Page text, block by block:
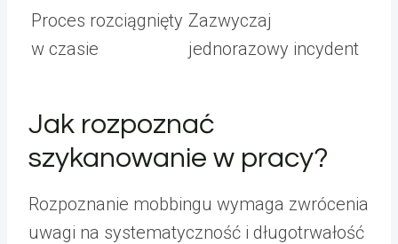
Proces rozciągnięty
w czasie
Zazwyczaj
jednorazowy incydent
Jak rozpoznać
szykanowanie w pracy?
Rozpoznanie mobbingu wymaga zwrócenia
uwagi na systematyczność i długotrwałość